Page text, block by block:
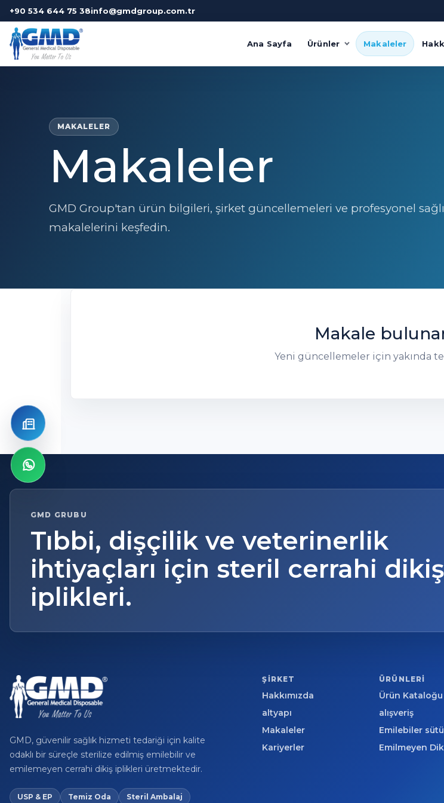
+90 534 644 75 38info@gmdgroup.com.tr
Ana Sayfa Ürünler Makaleler
MAKALELER
Makaleler
GMD Group'tan ürün bilgileri, şirket güncellemeleri ve profesyonel
makalelerini keşfedin.
Makale
Yeni güncellemeler için yakında
GMD GRUBU
Tıbbi, dişçilik ve veterinerlik
ihtiyaçları için steril cerrahi dikiş
iplikleri.
GMD, güvenilir sağlık hizmeti tedariği için kalite
odaklı bir süreçle sterilize edilmiş emilebilir ve
emilemeyen cerrahi dikiş iplikleri üretmektedir.
USP & EP Temiz Oda Steril Ambalaj
ŞIRKET
Hakkımızda
altyapı
Makaleler
Kariyerler
ÜRÜNLERI
Ürün Kataloğu
alışveriş
Emilebiler
Emilmeyen